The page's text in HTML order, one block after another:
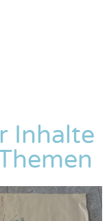
Inhalte